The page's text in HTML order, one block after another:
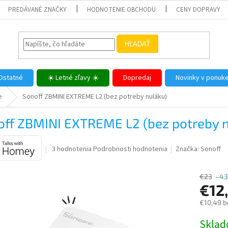
PREDÁVANÉ ZNAČKY HODNOTENIE OBCHODU CENY DOPRAVY
HĽADAŤ
☀️ Letné zľavy ☀️ Dopredaj Novinky v ponuke
Sonoff ZBMINI EXTREME L2 (bez potreby nuláku)
ZBMINI EXTREME L2 (bez potreby
Priemerné
hviezdičiek.
3 hodnotenia Podrobnosti hodnotenia Značka:Sonoff
€23
€10,49